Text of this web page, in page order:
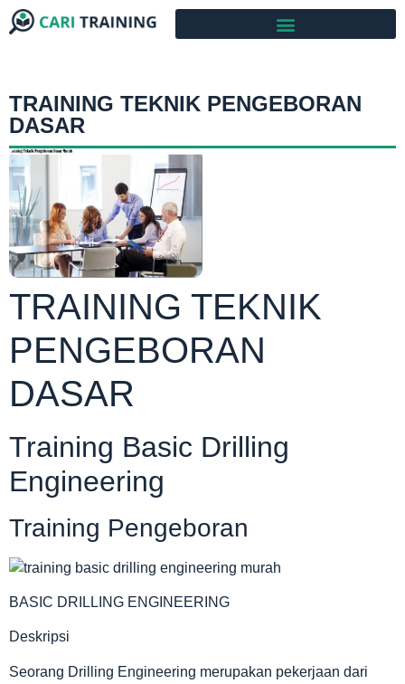
TRAINING TEKNIK PENGEBORAN
DASAR
TRAINING TEKNIK
PENGEBORAN
DASAR
Training Basic Drilling
Engineering
Training Pengeboran
BASIC DRILLING ENGINEERING
Deskripsi
Seorang Drilling Engineering merupakan pekerjaan dari